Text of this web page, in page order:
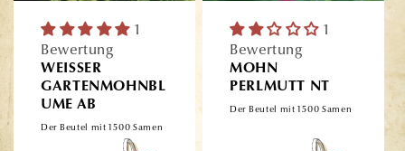
1
Bewertung
WEISSER
GARTENMOHNBL
UME AB
Der Beutel mit 1500 Samen
1
Bewertung
MOHN
PERLMUTT NT
Der Beutel mit 1500 Samen